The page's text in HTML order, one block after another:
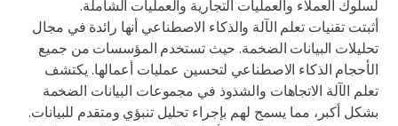
لسلوك العملاء والعمليات التجارية والعمليات الشاملة.
أثبتت تقنيات تعلم الآلة والذكاء الاصطناعي أنها رائدة في مجال
تحليلات البيانات الضخمة. حيث تستخدم المؤسسات من جميع
الأحجام الذكاء الاصطناعي لتحسين عمليات أعمالها. يكتشف
تعلم الآلة الاتجاهات والشذوذ في مجموعات البيانات الضخمة
بشكل أكبر، مما يسمح لهم بإجراء تحليل تنبؤي ومتقدم للبيانات.